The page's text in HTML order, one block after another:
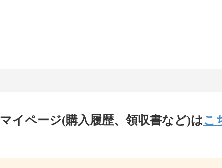
マイページ(購入履歴、領収書など)はこ